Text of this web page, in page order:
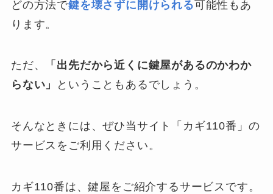
どの方法で鍵を壊さずに開けられる可能性もあ
ります。
ただ、
「出先だから近くに鍵屋があるのかわか
らない」
ということもあるでしょう。
そんなときには、ぜひ当サイト「カギ110番」の
サービスをご利用ください。
カギ110番は、鍵屋をご紹介するサービスです。